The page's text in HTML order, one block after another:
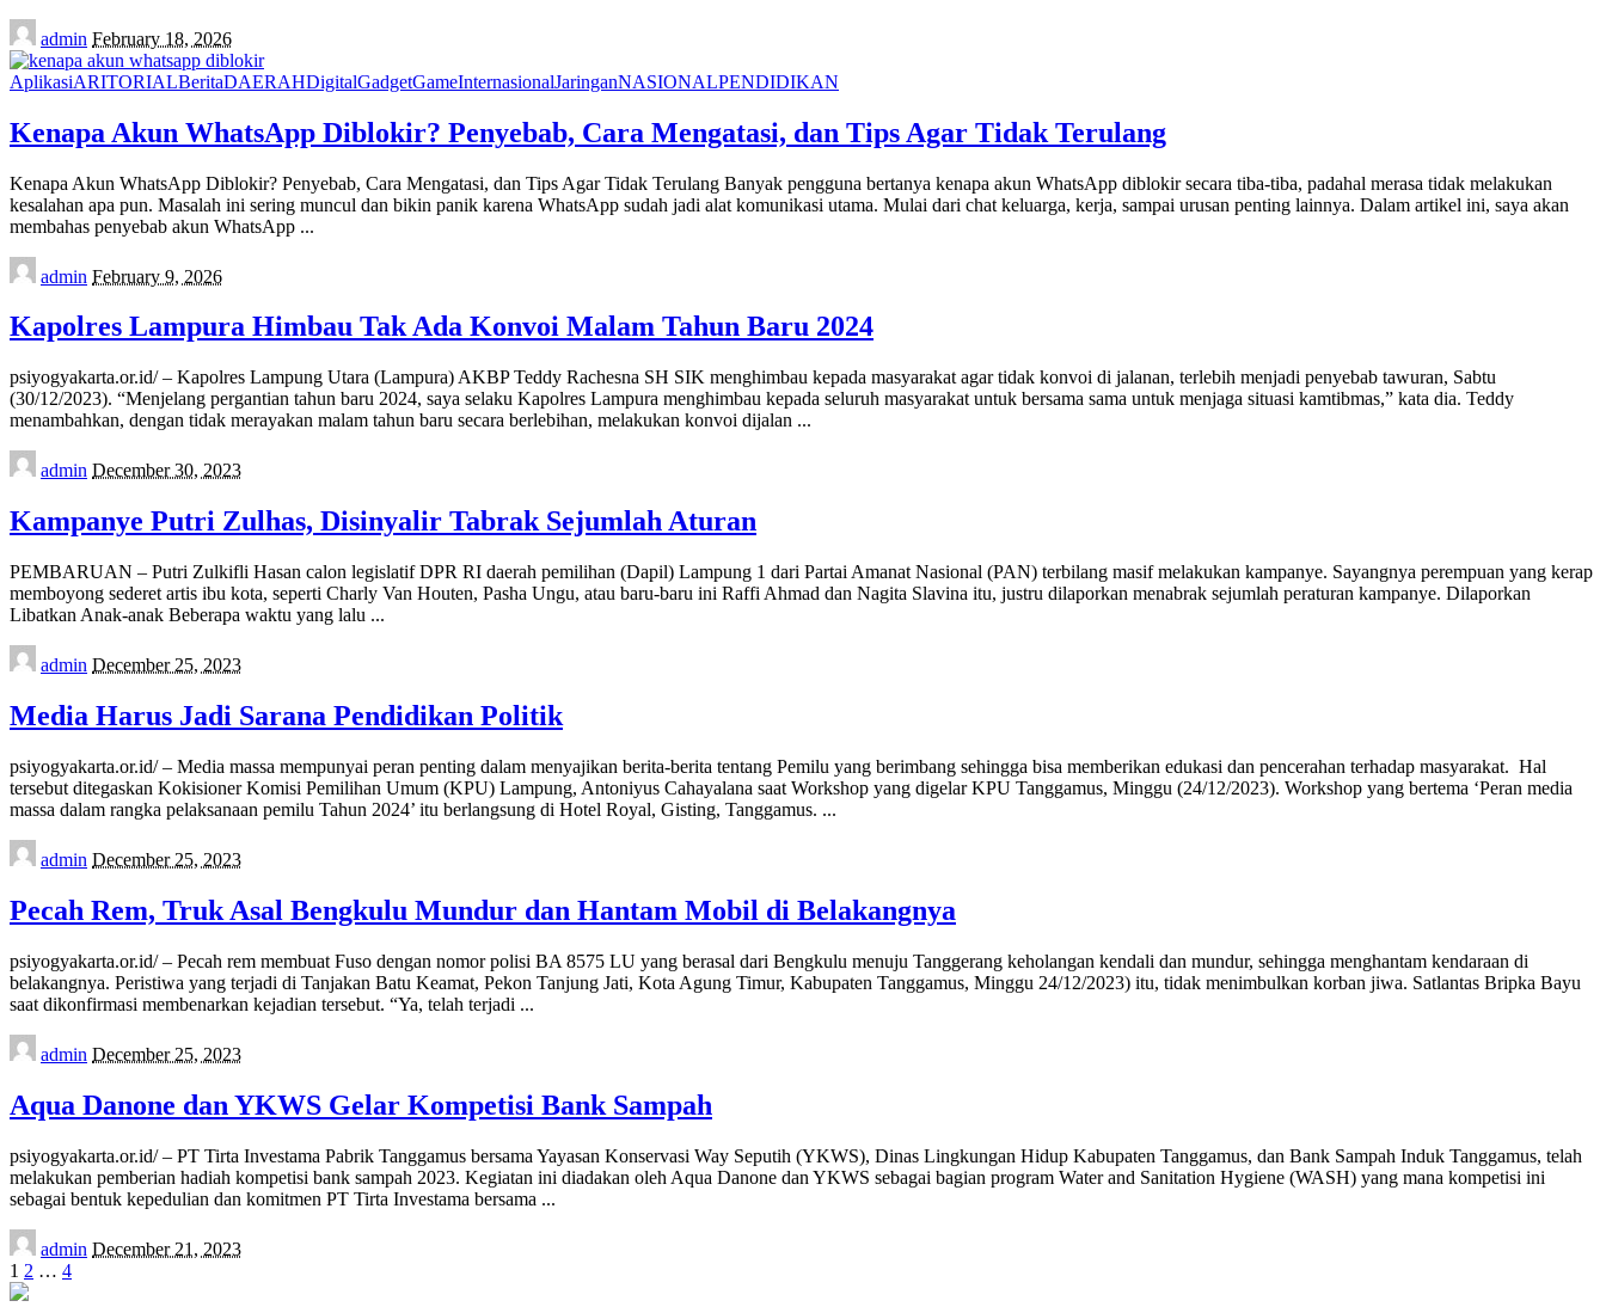
Posted
by
admin February 18, 2026
AplikasiARITORIALBeritaDAERAHDigitalGadgetGameInternasionalJaringanNASIONALPENDIDIKAN
Kenapa Akun WhatsApp Diblokir? Penyebab, Cara Mengatasi, dan Tips Agar Tidak Terulang
Kenapa Akun WhatsApp Diblokir? Penyebab, Cara Mengatasi, dan Tips Agar Tidak Terulang Banyak pengguna bertanya kenapa akun WhatsApp diblokir secara tiba-tiba, padahal merasa tidak melakukan
kesalahan apa pun. Masalah ini sering muncul dan bikin panik karena WhatsApp sudah jadi alat komunikasi utama. Mulai dari chat keluarga, kerja, sampai urusan penting lainnya. Dalam artikel ini, saya akan
membahas penyebab akun WhatsApp ...
Posted
by
admin February 9, 2026
Kapolres Lampura Himbau Tak Ada Konvoi Malam Tahun Baru 2024
psiyogyakarta.or.id/ – Kapolres Lampung Utara (Lampura) AKBP Teddy Rachesna SH SIK menghimbau kepada masyarakat agar tidak konvoi di jalanan, terlebih menjadi penyebab tawuran, Sabtu
(30/12/2023). “Menjelang pergantian tahun baru 2024, saya selaku Kapolres Lampura menghimbau kepada seluruh masyarakat untuk bersama sama untuk menjaga situasi kamtibmas,” kata dia. Teddy
menambahkan, dengan tidak merayakan malam tahun baru secara berlebihan, melakukan konvoi dijalan ...
Posted
by
admin December 30, 2023
Kampanye Putri Zulhas, Disinyalir Tabrak Sejumlah Aturan
PEMBARUAN – Putri Zulkifli Hasan calon legislatif DPR RI daerah pemilihan (Dapil) Lampung 1 dari Partai Amanat Nasional (PAN) terbilang masif melakukan kampanye. Sayangnya perempuan yang kerap
memboyong sederet artis ibu kota, seperti Charly Van Houten, Pasha Ungu, atau baru-baru ini Raffi Ahmad dan Nagita Slavina itu, justru dilaporkan menabrak sejumlah peraturan kampanye. Dilaporkan
Libatkan Anak-anak Beberapa waktu yang lalu ...
Posted
by
admin December 25, 2023
Media Harus Jadi Sarana Pendidikan Politik
psiyogyakarta.or.id/ – Media massa mempunyai peran penting dalam menyajikan berita-berita tentang Pemilu yang berimbang sehingga bisa memberikan edukasi dan pencerahan terhadap masyarakat. Hal
tersebut ditegaskan Kokisioner Komisi Pemilihan Umum (KPU) Lampung, Antoniyus Cahayalana saat Workshop yang digelar KPU Tanggamus, Minggu (24/12/2023). Workshop yang bertema ‘Peran media
massa dalam rangka pelaksanaan pemilu Tahun 2024’ itu berlangsung di Hotel Royal, Gisting, Tanggamus. ...
Posted
by
admin December 25, 2023
Pecah Rem, Truk Asal Bengkulu Mundur dan Hantam Mobil di Belakangnya
psiyogyakarta.or.id/ – Pecah rem membuat Fuso dengan nomor polisi BA 8575 LU yang berasal dari Bengkulu menuju Tanggerang keholangan kendali dan mundur, sehingga menghantam kendaraan di
belakangnya. Peristiwa yang terjadi di Tanjakan Batu Keamat, Pekon Tanjung Jati, Kota Agung Timur, Kabupaten Tanggamus, Minggu 24/12/2023) itu, tidak menimbulkan korban jiwa. Satlantas Bripka Bayu
saat dikonfirmasi membenarkan kejadian tersebut. “Ya, telah terjadi ...
Posted
by
admin December 25, 2023
Aqua Danone dan YKWS Gelar Kompetisi Bank Sampah
psiyogyakarta.or.id/ – PT Tirta Investama Pabrik Tanggamus bersama Yayasan Konservasi Way Seputih (YKWS), Dinas Lingkungan Hidup Kabupaten Tanggamus, dan Bank Sampah Induk Tanggamus, telah
melakukan pemberian hadiah kompetisi bank sampah 2023. Kegiatan ini diadakan oleh Aqua Danone dan YKWS sebagai bagian program Water and Sanitation Hygiene (WASH) yang mana kompetisi ini
sebagai bentuk kepedulian dan komitmen PT Tirta Investama bersama ...
Posted
by
admin December 21, 2023
1 2 … 4